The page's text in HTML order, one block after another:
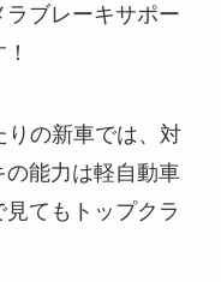
ブレーキサポー
りの新車では、対
能力は軽自動車
てもトップクラ